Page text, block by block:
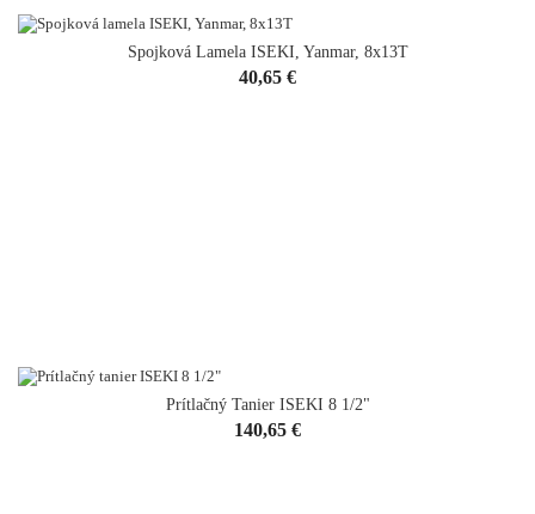
Spojková Lamela ISEKI, Yanmar, 8x13T
Cena
40,65 €
Prítlačný Tanier ISEKI 8 1/2"
Cena
140,65 €